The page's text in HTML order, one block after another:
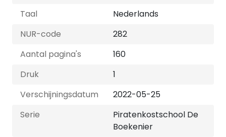
Taal
Nederlands
NUR-code
282
Aantal pagina's
160
Druk
1
Verschijningsdatum
2022-05-25
Serie
Piratenkostschool De
Boekenier